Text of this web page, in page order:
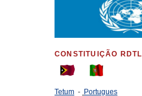
CONSTITUIÇÃO RDTL
Tetum - Portugues